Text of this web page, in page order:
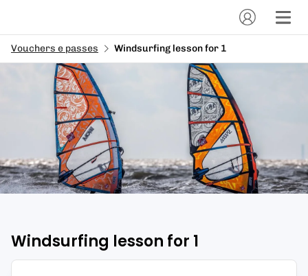
Vouchers e passes Windsurfing lesson for 1
Windsurfing lesson for 1